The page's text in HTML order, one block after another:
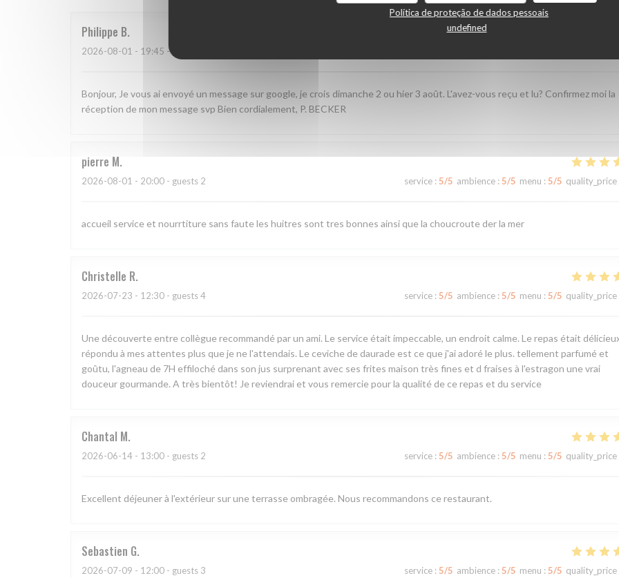
Política de proteção de dados pessoais
undefined
Philippe B
2026-08-01 - 19:45 - guests 3
Bonjour, Je vous ai envoyé un message sur google, je crois dimanche 2 ou hier 3 août. L'avez-vous reçu et lu? Confirmez moi la
réception de mon message svp Bien cordialement, P. BECKER
pierre M
2026-08-01 - 20:00 - guests 2 service : 5/5 ambience : 5/5 menu : 5/5 quality_price
accueil service et nourrtiture sans faute les huitres sont tres bonnes ainsi que la choucroute der la mer
Christelle R
2026-07-23 - 12:30 - guests 4 service : 5/5 ambience : 5/5 menu : 5/5 quality_price
Une découverte entre collègue recommandé par un ami. Le service était impeccable, un endroit calme. Le repas était
répondu à mes attentes plus que je ne l'attendais. Le ceviche de daurade est ce que j'ai adoré le plus. tellement parfumé et
goûtu, l'agneau de 7H effiloché dans son jus surprenant avec ses frites maison très fines et d fraises à l'estragon une vrai
douceur gourmande. A très bientôt! Je reviendrai et vous remercie pour la qualité de ce repas et du service
Chantal M
2026-06-14 - 13:00 - guests 2 service : 5/5 ambience : 5/5 menu : 5/5 quality_price
Excellent déjeuner à l'extérieur sur une terrasse ombragée. Nous recommandons ce restaurant.
Sebastien G
2026-07-09 - 12:00 - guests 3 service : 5/5 ambience : 5/5 menu : 5/5 quality_price